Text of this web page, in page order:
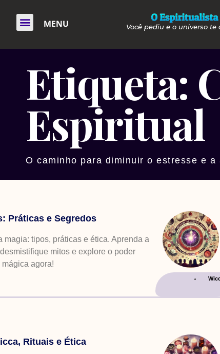
MENU Você pediu e o universo
Etiqueta:
Espiritual
O caminho para diminuir o estresse e a
Práticas e Segredos
magia: tipos, práticas e ética. Aprenda a
mitos e explore o poder
agora!
Rituais e Ética